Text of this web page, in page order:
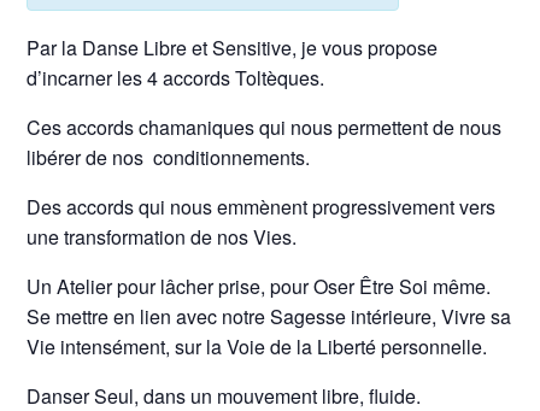
Par la Danse Libre et Sensitive, je vous propose
d’incarner les 4 accords Toltèques.
Ces accords chamaniques qui nous permettent de nous
libérer de nos conditionnements.
Des accords qui nous emmènent progressivement vers
une transformation de nos Vies.
Un Atelier pour lâcher prise, pour Oser Être Soi même.
Se mettre en lien avec notre Sagesse intérieure, Vivre sa
Vie intensément, sur la Voie de la Liberté personnelle.
Danser Seul, dans un mouvement libre, fluide.